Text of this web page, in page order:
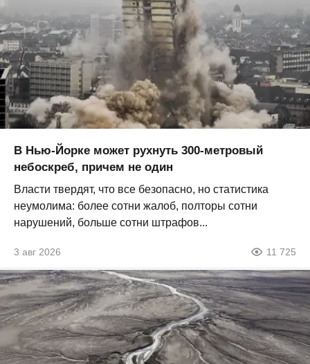
В Нью-Йорке может рухнуть 300-метровый
небоскреб, причем не один
Власти твердят, что все безопасно, но статистика
неумолима: более сотни жалоб, полторы сотни
нарушений, больше сотни штрафов...
3 авг 2026 11 725